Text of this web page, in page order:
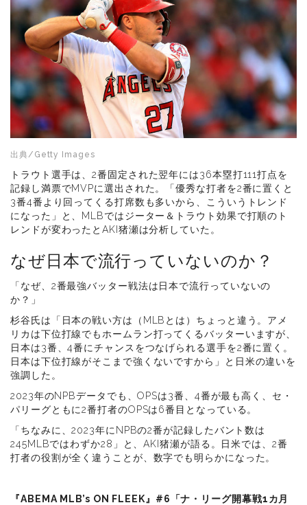
出典/Getty Images
トラウト選手は、2番固定された翌年には36本塁打111打点を
記録し満票でMVPに選出された。「優秀な打者を2番に置くと
3番4番より回ってくる打席数も多いから、こういうトレンド
になった」と、MLBではジーター＆トラウト効果で打順のト
レンドが変わったとAKI猪瀬は分析していた。
なぜ日本で流行っていないのか？
「なぜ、2番最強バッター戦法は日本で流行っていないの
か？」
杉谷氏は「日本の戦い方は（MLBとは）ちょっと違う。アメ
リカは下位打線でもホームラン打ってくるバッターいますが、
日本は3番、4番にチャンスをつなげられる選手を2番に置く。
日本は下位打線がそこまで強くないですから」と日米の違いを
強調した。
2023年のNPBデータでも、OPSは3番、4番が最も高く、セ・
パリーグともに2番打者のOPSは6番目となっている。
「ちなみに、2023年にNPBの2番が記録したバント数は
245MLBではわずか28」と、AKI猪瀬が語る。日米では、2番
打者の役割が全く違うことが、数字でも明らかになった。
『ABEMA MLB’s ON FLEEK』#6「ナ・リーグ開幕戦1カ月